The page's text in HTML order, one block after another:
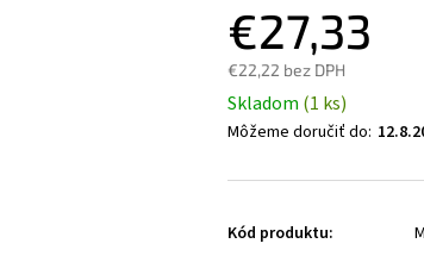
€27,33
€22,22 bez DPH
Skladom (1 ks)
Môžeme doručiť do:
Kód produktu: